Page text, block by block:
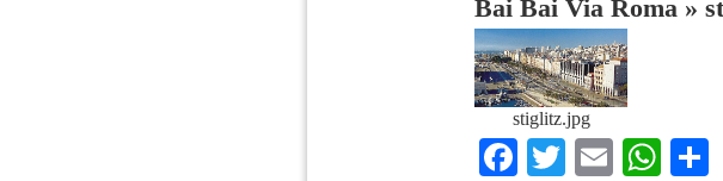
Bai Bai Via Roma »
stiglitz.jpg
Facebook
TwitterEmail